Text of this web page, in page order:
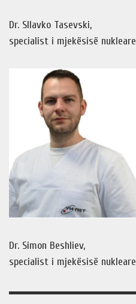
Dr. Sllavko Tasevski,
specialist i mjekësisë nukleare
Dr. Simon Beshliev,
specialist i mjekësisë nukleare